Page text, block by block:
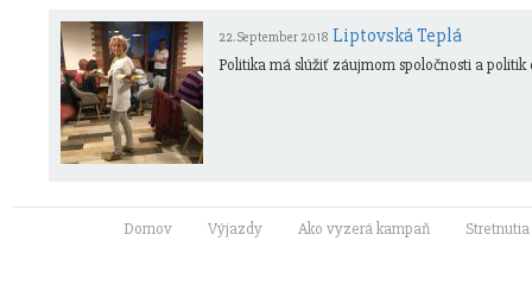
22. September 2018 Liptovská Teplá
Politika má slúžiť záujmom spoločnosti a politik
Domov Výjazdy Ako vyzerá kampaň